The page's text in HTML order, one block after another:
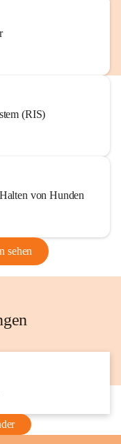
(RIS)
von Hunden
sehen